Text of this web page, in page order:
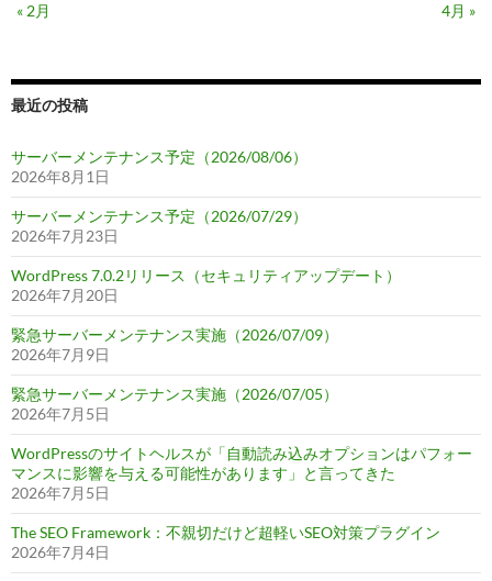
« 2月
4月 »
最近の投稿
サーバーメンテナンス予定（2026/08/06）
2026年8月1日
サーバーメンテナンス予定（2026/07/29）
2026年7月23日
WordPress 7.0.2リリース（セキュリティアップデート）
2026年7月20日
緊急サーバーメンテナンス実施（2026/07/09）
2026年7月9日
緊急サーバーメンテナンス実施（2026/07/05）
2026年7月5日
WordPressのサイトヘルスが「自動読み込みオプションはパフォー
マンスに影響を与える可能性があります」と言ってきた
2026年7月5日
The SEO Framework：不親切だけど超軽いSEO対策プラグイン
2026年7月4日